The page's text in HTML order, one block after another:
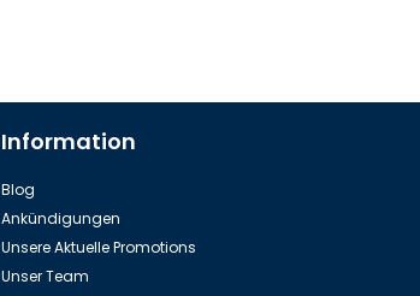
Information
Blog
Ankündigungen
Unsere Aktuelle Promotions
Unser Team